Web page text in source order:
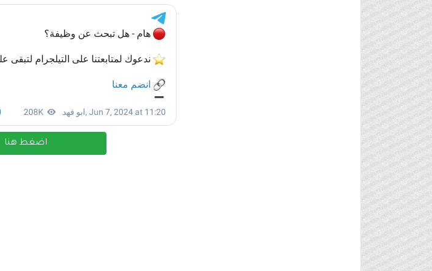
اضغط هنا